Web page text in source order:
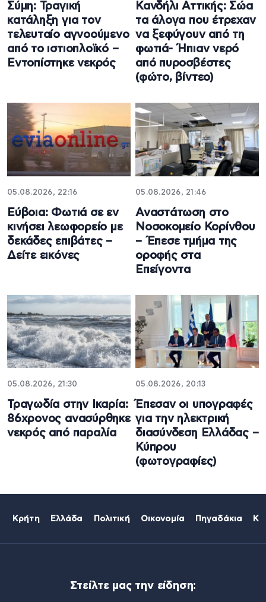
Σύμη: Τραγική
κατάληξη για τον
τελευταίο αγνοούμενο
από το ιστιοπλοϊκό –
Εντοπίστηκε νεκρός
Κανδήλι Αττικής: Σώα
τα άλογα που έτρεχαν
να ξεφύγουν από τη
φωτιά- Ήπιαν νερό
από πυροσβέστες
(φώτο, βίντεο)
05.08.2026, 22:16
Εύβοια: Φωτιά σε εν
κινήσει λεωφορείο με
δεκάδες επιβάτες –
Δείτε εικόνες
05.08.2026, 21:46
Αναστάτωση στο
Νοσοκομείο Κορίνθου
– Έπεσε τμήμα της
οροφής στα
Επείγοντα
05.08.2026, 21:30
Τραγωδία στην Ικαρία:
86χρονος ανασύρθηκε
νεκρός από παραλία
05.08.2026, 20:13
Έπεσαν οι υπογραφές
για την ηλεκτρική
διασύνδεση Ελλάδας –
Κύπρου
(φωτογραφίες)
Κρήτη Ελλάδα Πολιτική Οικονομία Πηγαδάκια
Στείλτε μας την είδηση: